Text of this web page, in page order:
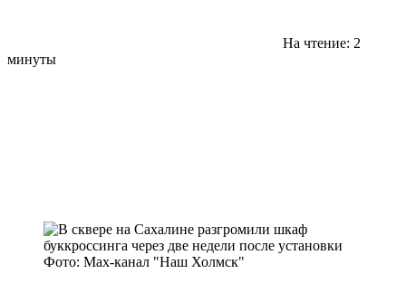
На чтение: 2
минуты
Фото: Max-канал "Наш Холмск"